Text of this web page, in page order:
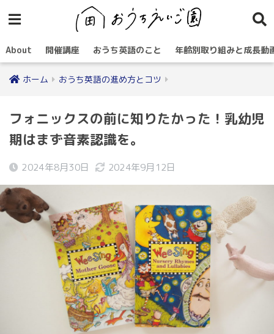
About 開催講座 おうち英語のこと 年齢別取り組みと成長動
ホーム おうち英語の進め方とコツ
フォニックスの前に知りたかった！乳幼児
期はまず音素認識を。
2024年8月30日 2024年9月12日